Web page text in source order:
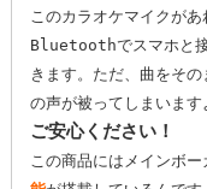
このカラオケマイクが
Bluetoothでスマホと接
きます。ただ、曲をそ
この商品にはメインボ